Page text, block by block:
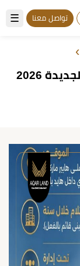
☰ تواصل معنا
›
مشروع صفا ميدي بلكس القاهرة الجديدة 2026